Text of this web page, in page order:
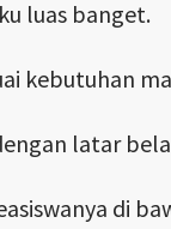
luas banget.
kebutuhan
latar
di